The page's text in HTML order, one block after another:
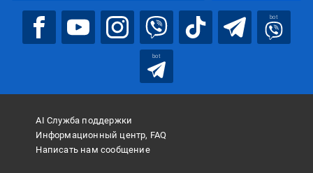
bot
bot
AI Служба поддержки
Информационный центр, FAQ
Написать нам сообщение